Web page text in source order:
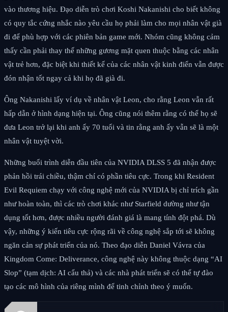
vào thương hiệu. Đạo diễn trò chơi Koshi Nakanishi cho biết không
có quy tắc cứng nhắc nào yêu cầu họ phải làm cho mọi nhân vật già
đi để phù hợp với các phiên bản game mới. Nhóm cũng không cảm
thấy cần phải thay thế những gương mặt quen thuộc bằng các nhân
vật trẻ hơn, đặc biệt khi thiết kế của các nhân vật kinh điển vẫn được
đón nhận tốt ngay cả khi họ đã già đi.
Ông Nakanishi lấy ví dụ về nhân vật Leon, cho rằng Leon vẫn rất
hấp dẫn ở hình dạng hiện tại. Ông cũng nói thêm rằng có thể họ sẽ
đưa Leon trở lại khi anh ấy 70 tuổi và tin rằng anh ấy vẫn sẽ là một
nhân vật tuyệt vời.
Những buổi trình diễn đầu tiên của NVIDIA DLSS 5 đã nhận được
phản hồi trái chiều, thậm chí có phần tiêu cực. Trong khi Resident
Evil Requiem chạy với công nghệ mới của NVIDIA bị chỉ trích gần
như hoàn toàn, thì các trò chơi khác như Starfield dường như tận
dụng tốt hơn, được nhiều người đánh giá là mang tính đột phá. Dù
vậy, những ý kiến tiêu cực rộng rãi về công nghệ sắp tới sẽ không
ngăn cản sự phát triển của nó. Theo đạo diễn Daniel Vávra của
Kingdom Come: Deliverance, công nghệ này không thuộc dạng “AI
Slop” (tạm dịch: AI cẩu thả) và các nhà phát triển sẽ có thể tự đào
tạo các mô hình của riêng mình để tinh chỉnh theo ý muốn.